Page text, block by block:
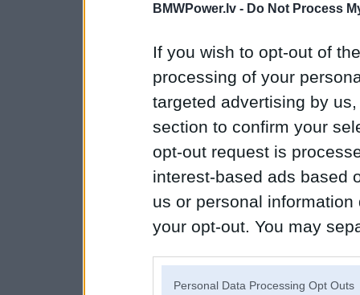
BMWPower.lv - Do Not Process
If you wish to opt-out of
processing of your
targeted advertising by
section to confirm your
opt-out request is
interest-based ads based
us or personal
your opt-out. You may
Personal Data Processing Opt Outs